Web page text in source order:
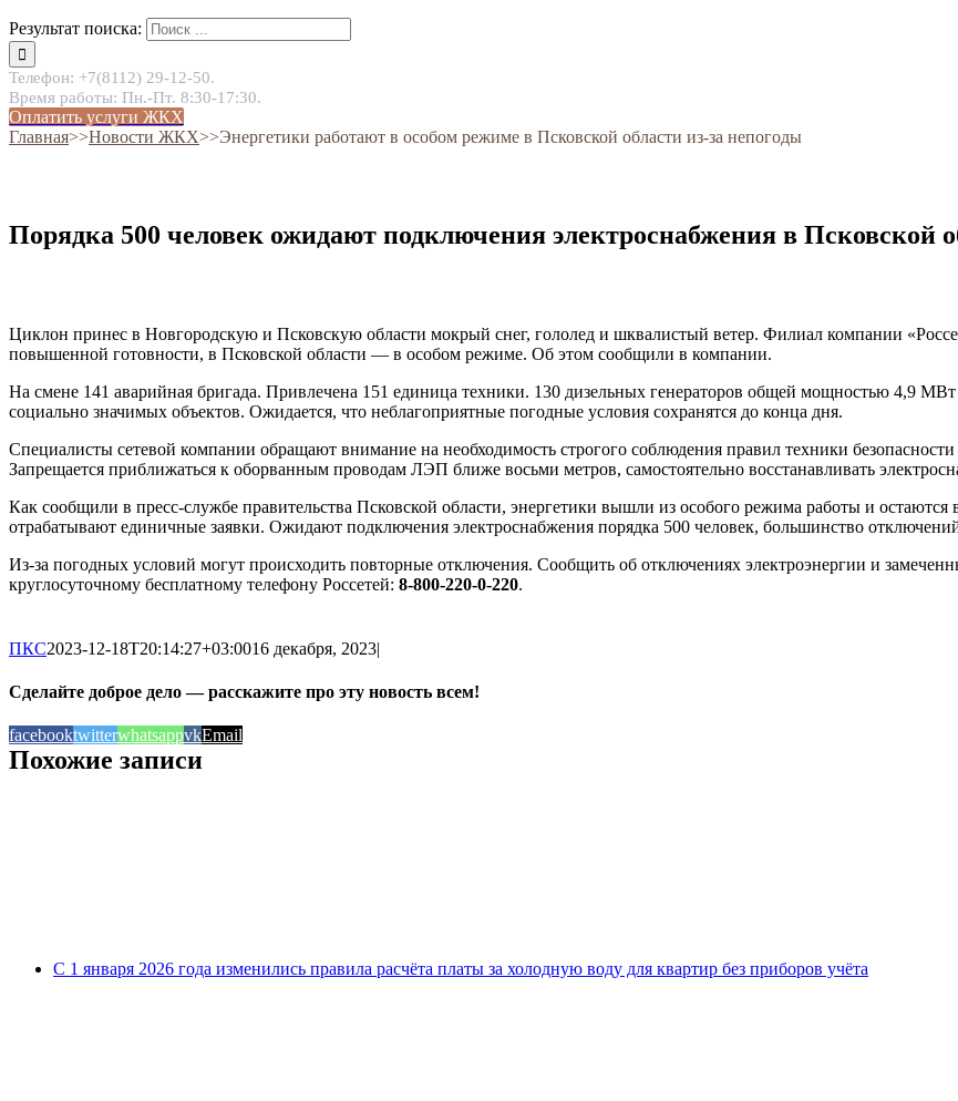
Результат поиска:
Телефон: +7(8112) 29-12-50.
Время работы: Пн.-Пт. 8:30-17:30.
Оплатить услуги ЖКХ
Главная˃˃Новости ЖКХ˃˃Энергетики работают в особом режиме в Псковской области из-за непогоды
Порядка 500 человек ожидают подключения электроснабжения в Псковской
Циклон принес в Новгородскую и Псковскую области мокрый снег, гололед и шквалистый ветер. Филиал компании
повышенной готовности, в Псковской области — в особом режиме. Об этом сообщили в компании.
На смене 141 аварийная бригада. Привлечена 151 единица техники. 130 дизельных генераторов общей мощностью 4,9 МВт
социально значимых объектов. Ожидается, что неблагоприятные погодные условия сохранятся до конца дня.
Специалисты сетевой компании обращают внимание на необходимость строгого соблюдения правил техники
Запрещается приближаться к оборванным проводам ЛЭП ближе восьми метров, самостоятельно восстанавливать
Как сообщили в пресс-службе правительства Псковской области, энергетики вышли из особого режима работы и
отрабатывают единичные заявки. Ожидают подключения электроснабжения порядка 500 человек, большинство
Из-за погодных условий могут происходить повторные отключения. Сообщить об отключениях электроэнергии и
круглосуточному бесплатному телефону Россетей: 8-800-220-0-220.
ПКС2023-12-18T20:14:27+03:0016 декабря, 2023|
Сделайте доброе дело — расскажите про эту новость всем!
facebooktwitterwhatsappvkEmail
Похожие записи
С 1 января 2026 года изменились правила расчёта платы за холодную воду для квартир без приборов учёта